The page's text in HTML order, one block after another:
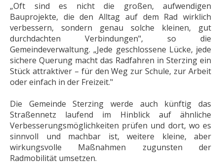
„Oft sind es nicht die großen, aufwendigen
Bauprojekte, die den Alltag auf dem Rad wirklich
verbessern, sondern genau solche kleinen, gut
durchdachten Verbindungen", so die
Gemeindeverwaltung. „Jede geschlossene Lücke, jede
sichere Querung macht das Radfahren in Sterzing ein
Stück attraktiver – für den Weg zur Schule, zur Arbeit
oder einfach in der Freizeit."
Die Gemeinde Sterzing werde auch künftig das
Straßennetz laufend im Hinblick auf ähnliche
Verbesserungsmöglichkeiten prüfen und dort, wo es
sinnvoll und machbar ist, weitere kleine, aber
wirkungsvolle Maßnahmen zugunsten der
Radmobilität umsetzen.